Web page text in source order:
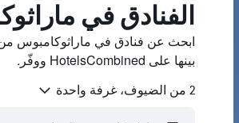
الفنادق في
ابحث عن فنادق في ماراثوكامبوس
بينها على HotelsCombined ووفّر.
2 من الضيوف، غرفة واحدة